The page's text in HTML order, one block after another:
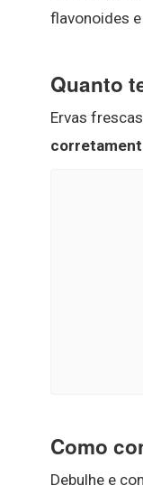
flavonoides
Quanto
Ervas frescas
Como
Debulhe e